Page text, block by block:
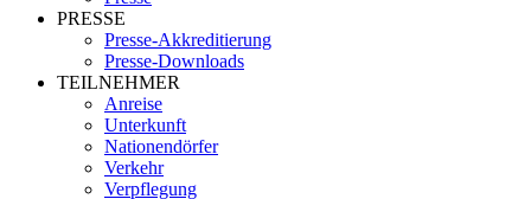
PRESSE
Presse-Akkreditierung
Presse-Downloads
TEILNEHMER
Anreise
Unterkunft
Nationendörfer
Verkehr
Verpflegung